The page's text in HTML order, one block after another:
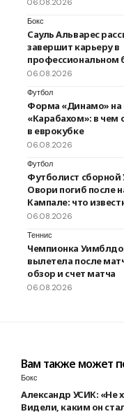
06.08.2026
Бокс
Сауль Альварес
завершит карьеру в
профессиональном
06.08.2026
Футбол
Форма «Динамо» на
«Карабахом»: в
в еврокубке
06.08.2026
Футбол
Футболист
Овори погиб после
Кампале: что
06.08.2026
Теннис
Чемпионка
вылетела после
обзор и счет матча
06.08.2026
Вам также может
Бокс
Александр УСИК: «Не
Видели, каким он